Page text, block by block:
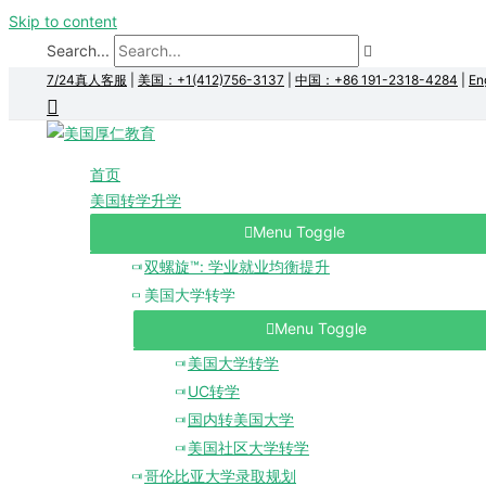
Skip to content
Search...
7/24真人客服 美国：+1(412)756-3137 中国：+86 191-2318-4284
首页
美国转学升学
Menu Toggle
双螺旋™: 学业就业均衡提升
美国大学转学
Menu Toggle
美国大学转学
UC转学
国内转美国大学
美国社区大学转学
哥伦比亚大学录取规划